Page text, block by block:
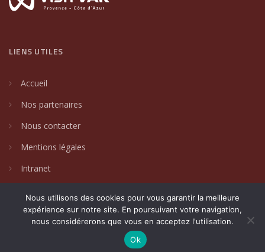
LIENS UTILES
Accueil
Nos partenaires
Nous contacter
Mentions légales
Intranet
2024 © Villages de caractère du Var. Un site créé parDAKIN
Communication Globale
Nous utilisons des cookies pour vous garantir la meilleure
expérience sur notre site. En poursuivant votre navigation,
nous considérerons que vous en acceptez l'utilisation.
Ok